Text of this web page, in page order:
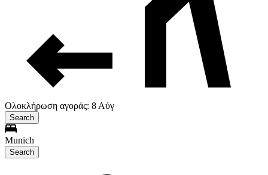
Ολοκλήρωση αγοράς: 8 Αύγ
Search
Munich
Search